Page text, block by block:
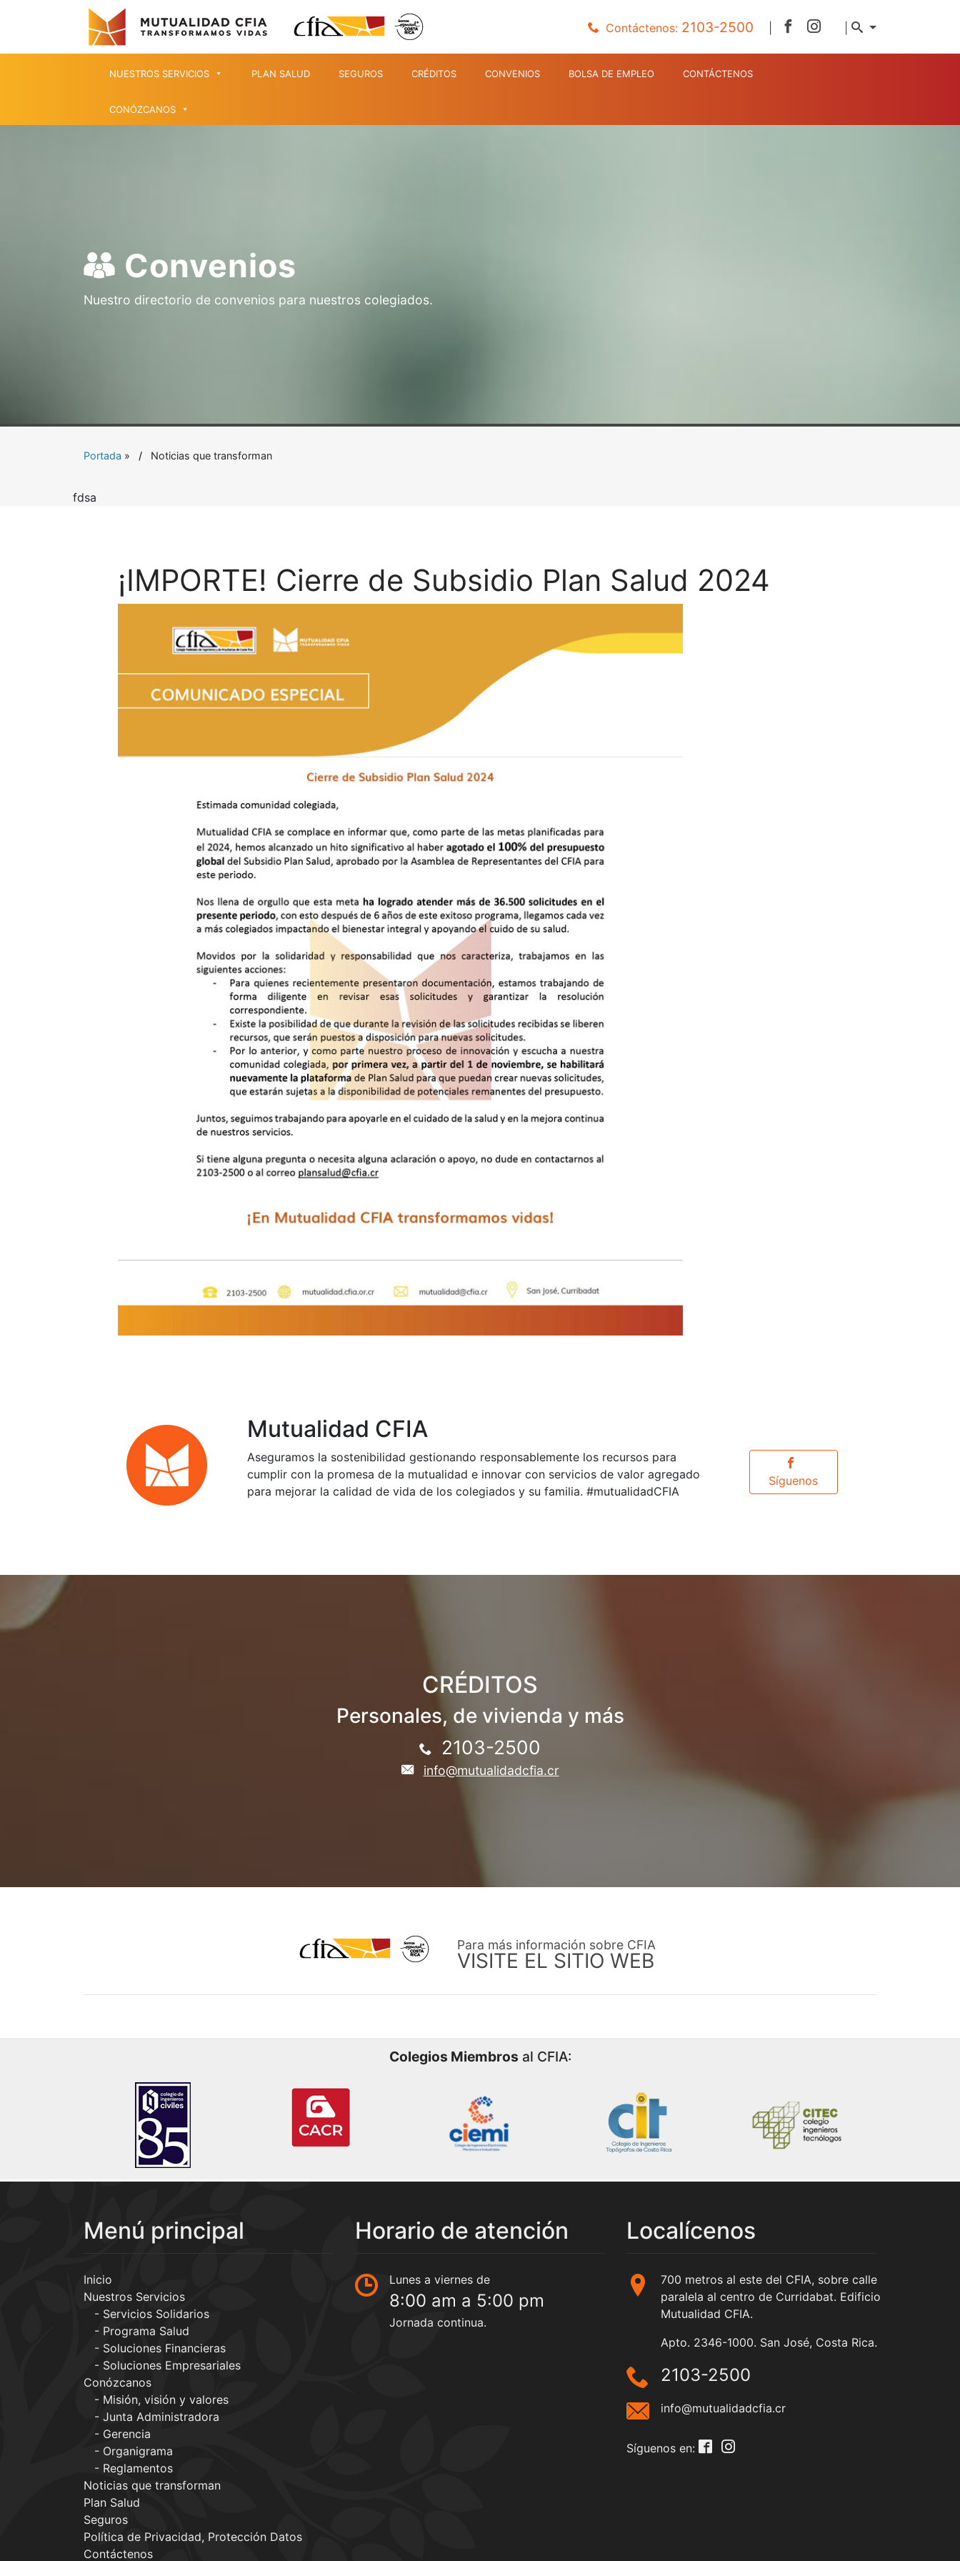
Contáctenos: 2103-2500 |
NUESTROS SERVICIOS PLAN SALUD SEGUROS CRÉDITOS CONVENIOS BOLSA DE EMPLEO CONTÁCTENOS
CONÓZCANOS
Convenios
Nuestro directorio de convenios para nuestros colegiados.
Portada » Noticias que transforman
fdsa
¡IMPORTE! Cierre de Subsidio Plan Salud 2024
Mutualidad CFIA
Aseguramos la sostenibilidad gestionando responsablemente los recursos para
cumplir con la promesa de la mutualidad e innovar con servicios de valor agregado
para mejorar la calidad de vida de los colegiados y su familia. #mutualidadCFIA
Síguenos
CRÉDITOS
Personales, de vivienda y más
2103-2500
info@mutualidadcfia.cr
Para más información sobre CFIA
VISITE EL SITIO WEB
Colegios Miembros al CFIA:
Menú principal
Inicio
Nuestros Servicios
Servicios Solidarios
Programa Salud
Soluciones Financieras
Soluciones Empresariales
Conózcanos
Misión, visión y valores
Junta Administradora
Gerencia
Organigrama
Reglamentos
Noticias que transforman
Plan Salud
Seguros
Política de Privacidad, Protección Datos
Contáctenos
Horario de atención
Lunes a viernes de
8:00 am a 5:00 pm
Jornada continua.
Localícenos
700 metros al este del CFIA, sobre calle
paralela al centro de Curridabat. Edificio
Mutualidad CFIA.
Apto. 2346-1000. San José, Costa Rica.
2103-2500
info@mutualidadcfia.cr
Síguenos en: